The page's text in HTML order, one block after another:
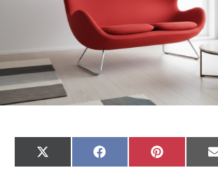
C
o
X
(
C
o
F
a
C
o
P
i